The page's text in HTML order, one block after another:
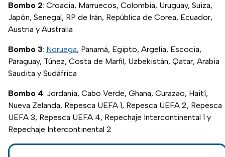
Bombo 2: Croacia, Marruecos, Colombia, Uruguay, Suiza,
Japón, Senegal, RP de Irán, República de Corea, Ecuador,
Austria y Australia
Bombo 3: Noruega, Panamá, Egipto, Argelia, Escocia,
Paraguay, Túnez, Costa de Marfil, Uzbekistán, Qatar, Arabia
Saudita y Sudáfrica
Bombo 4: Jordania, Cabo Verde, Ghana, Curazao, Haití,
Nueva Zelanda, Repesca UEFA 1, Repesca UEFA 2, Repesca
UEFA 3, Repesca UEFA 4, Repechaje Intercontinental 1 y
Repechaje Intercontinental 2